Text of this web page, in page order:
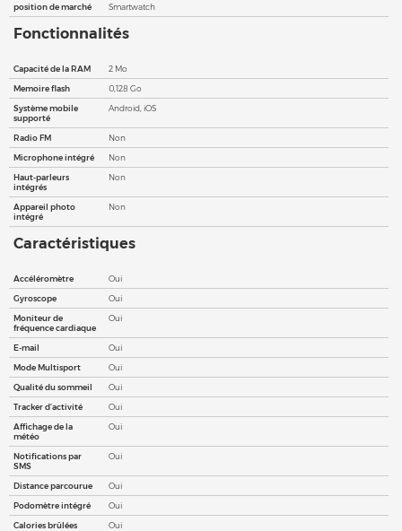
position de marché Smartwatch
Fonctionnalités
Capacité de la RAM
2 Mo
Memoire flash
0,128 Go
Système mobile
supporté
Android, iOS
Radio FM
Non
Microphone intégré
Non
Haut-parleurs
intégrés
Non
Appareil photo
intégré
Non
Caractéristiques
Accéléromètre
Oui
Gyroscope
Oui
Moniteur de
fréquence cardiaque
Oui
E-mail
Oui
Mode Multisport
Oui
Qualité du sommeil
Oui
Tracker d’activité
Oui
Affichage de la
météo
Oui
Notifications par
SMS
Oui
Distance parcourue
Oui
Podomètre intégré
Oui
Calories brûlées
Oui